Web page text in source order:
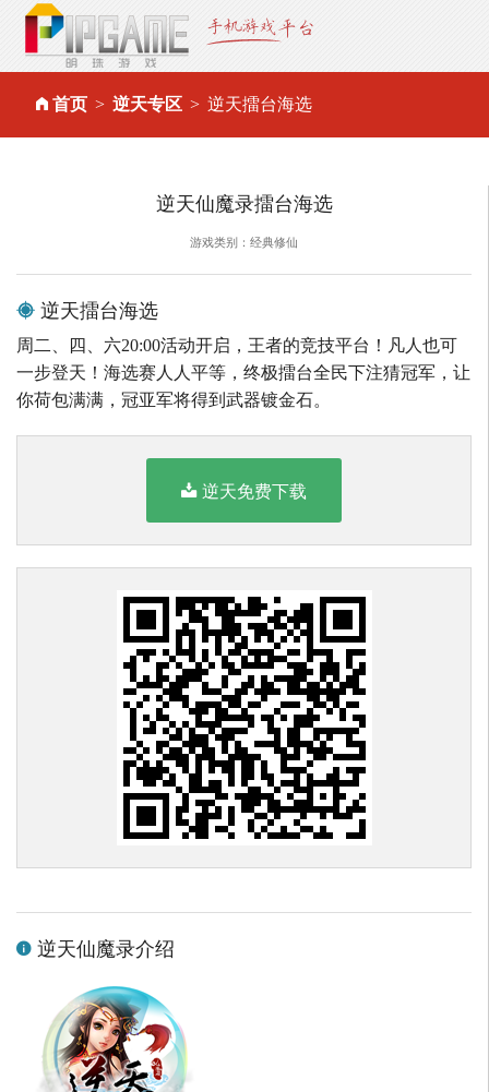
首页 逆天专区 逆天擂台海选
逆天仙魔录擂台海选
游戏类别：经典修仙
逆天擂台海选
周二、四、六20:00活动开启，王者的竞技平台！凡人也可
一步登天！海选赛人人平等，终极擂台全民下注猜冠军，让
你荷包满满，冠亚军将得到武器镀金石。
逆天免费下载
逆天仙魔录介绍